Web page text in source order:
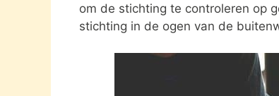
om de stichting te controleren op
stichting in de ogen van de